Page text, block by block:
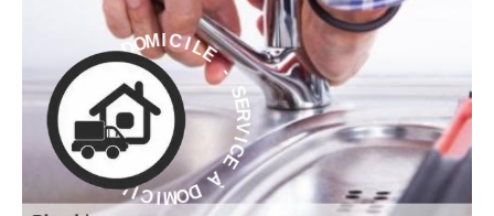
S
E
R
V
I
C
E
À
DO
MICILE -
SE
R
V
I
C
E
À
D
O
M
I
C
I
L
E
-